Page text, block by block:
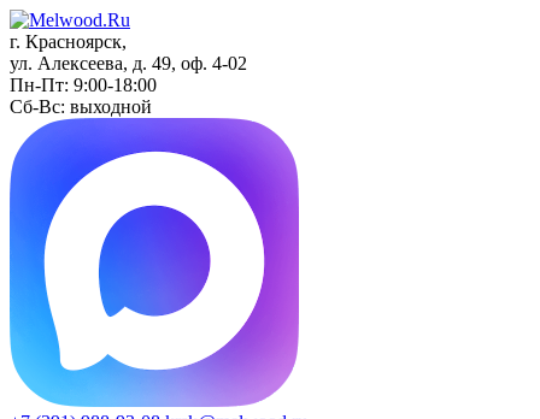
г. Красноярск,
ул. Алексеева, д. 49, оф. 4-02
Пн-Пт: 9:00-18:00
Сб-Вс: выходной